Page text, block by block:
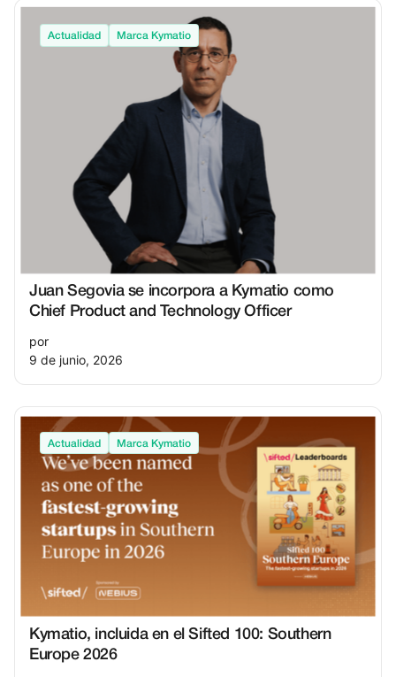
Actualidad Marca Kymatio
Juan Segovia se incorpora a Kymatio como
Chief Product and Technology Officer
por
9 de junio, 2026
Actualidad Marca Kymatio
Kymatio, incluida en el Sifted 100: Southern
Europe 2026